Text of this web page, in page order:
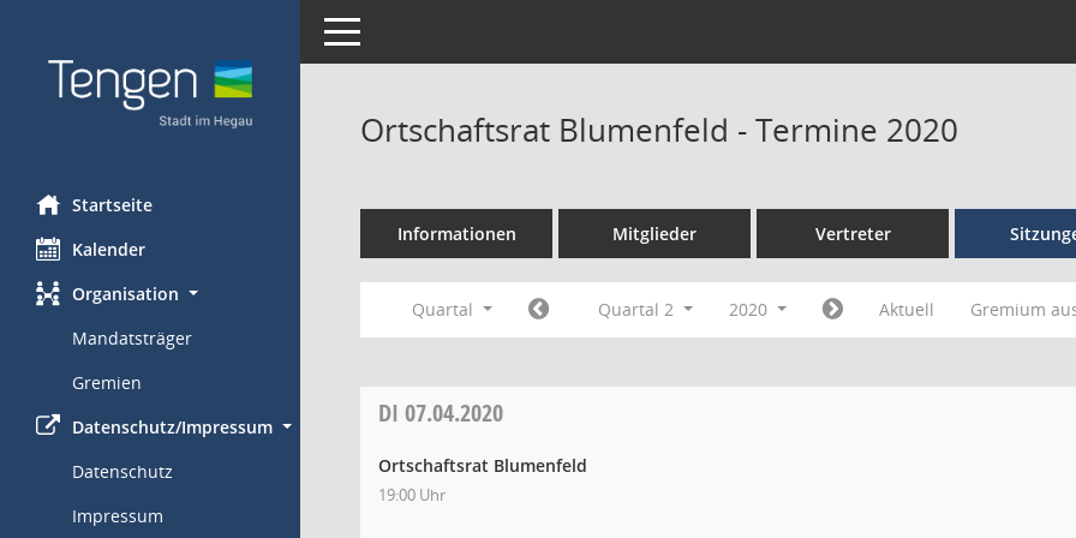
Startseite
Kalender
Organisation
Mandatsträger
Gremien
Datenschutz/Impressum
Datenschutz
Impressum
Toggle navigation
Ortschaftsrat Blumenfeld - Termine 2020
Informationen Mitglieder Vertreter
Quartal Quartal 2 2020 Aktuell Gremium
DI 07.04.2020
Ortschaftsrat Blumenfeld
19:00 Uhr